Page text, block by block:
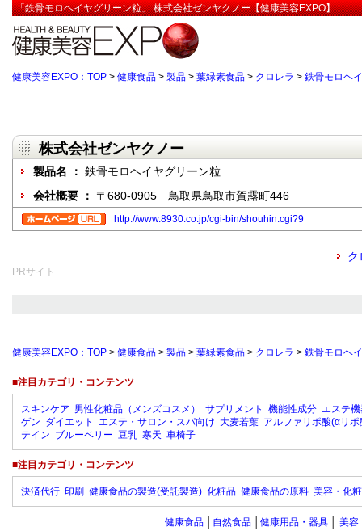
「鉄骨モロヘイヤグリーン粒」:株式会社ゼンヤクノー【健康美容EXPO】
健康美容EXPO：TOP > 健康食品 > 製品 > 葉緑素食品 > クロレラ > 鉄骨モロヘ
株式会社ゼンヤクノー
製品名 ： 鉄骨モロヘイヤグリーン粒
会社概要 ： 〒680-0905 鳥取県鳥取市賀露町446
http://www.8930.co.jp/cgi-bin/shouhin.cgi?9
ク
PRサイト
健康美容EXPO：TOP > 健康食品 > 製品 > 葉緑素食品 > クロレラ > 鉄骨モロヘ
■注目カテゴリ・コンテンツ
スキンケア 男性化粧品（メンズコスメ） サプリメント 機能性成分 エステ
ゲン ダイエット エステ・サロン・スパ向け 大麦若葉 アルファリポ酸(αリポ
テイン ブルーベリー 豆乳 寒天 車椅子
■注目カテゴリ・コンテンツ
決済代行 印刷 健康食品の製造(受託製造) 化粧品 健康食品の原料 美容・化
健康食品 自然食品 健康用品・器具 美容